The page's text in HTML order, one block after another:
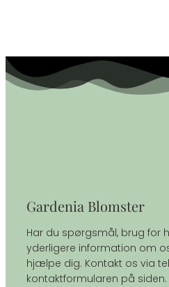
Gardenia Blomster
Har du spørgsmål, brug for
yderligere information om
hjælpe dig. Kontakt os via
kontaktformularen på siden.